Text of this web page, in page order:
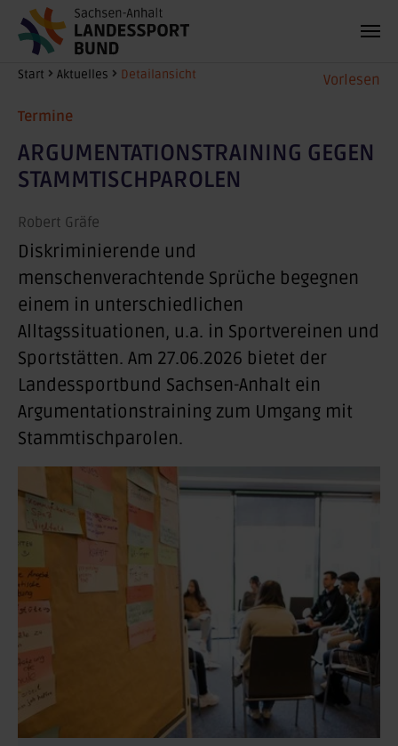
Zum Hauptinhalt springen Vorlesen
Sie sind hier:
Start Aktuelles Detailansicht
Termine
ARGUMENTATIONSTRAINING GEGEN
STAMMTISCHPAROLEN
Robert Gräfe
Diskriminierende und
menschenverachtende Sprüche begegnen
einem in unterschiedlichen
Alltagssituationen, u.a. in Sportvereinen und
Sportstätten. Am 27.06.2026 bietet der
Landessportbund Sachsen-Anhalt ein
Argumentationstraining zum Umgang mit
Stammtischparolen.